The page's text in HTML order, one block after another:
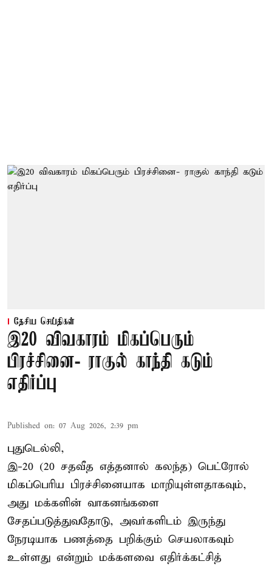
தேசிய செய்திகள்
இ20 விவகாரம் மிகப்பெரும்
பிரச்சினை- ராகுல் காந்தி கடும்
எதிர்ப்பு
Published on: 07 Aug 2026, 2:39 pm
புதுடெல்லி,
இ-20 (20 சதவீத எத்தனால் கலந்த) பெட்ரோல்
மிகப்பெரிய பிரச்சினையாக மாறியுள்ளதாகவும்,
அது மக்களின் வாகனங்களை
சேதப்படுத்துவதோடு, அவர்களிடம் இருந்து
நேரடியாக பணத்தை பறிக்கும் செயலாகவும்
உள்ளது என்றும் மக்களவை எதிர்க்கட்சித்